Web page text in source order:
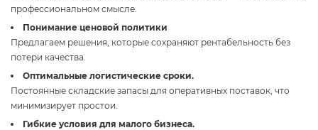
профессиональном смысле.
Понимание ценовой политики
Предлагаем решения, которые сохраняют рентабельность без
потери качества.
Оптимальные логистические сроки.
Постоянные складские запасы для оперативных поставок, что
минимизирует простои.
Гибкие условия для малого бизнеса.